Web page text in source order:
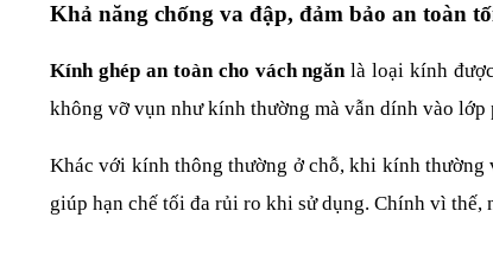
Khả năng chống va đập, đảm bảo an toàn
Kính ghép an toàn cho vách ngăn là loại kính
không vỡ vụn như kính thường mà vẫn dính vào
Khác với kính thông thường ở chỗ, khi kính thường
giúp hạn chế tối đa rủi ro khi sử dụng. Chính vì